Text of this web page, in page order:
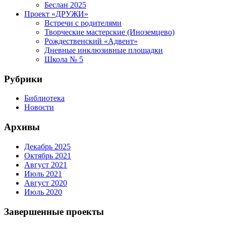
Беслан 2025
Проект «ДРУЖИ»
Встречи с родителями
Творческие мастерские (Иноземцево)
Рождественский «Адвент»
Дневные инклюзивные площадки
Школа № 5
Рубрики
Библиотека
Новости
Архивы
Декабрь 2025
Октябрь 2021
Август 2021
Июль 2021
Август 2020
Июль 2020
Завершенные проекты